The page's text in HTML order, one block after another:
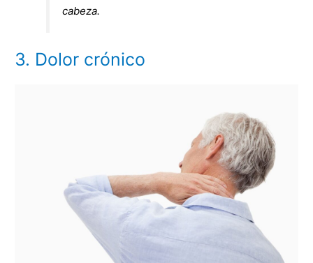
cabeza.
3. Dolor crónico